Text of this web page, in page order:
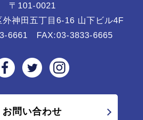
〒101-0021
外神田五丁目6-16 山下ビル4F
6661 FAX:03-3833-6665
お問い合わせ